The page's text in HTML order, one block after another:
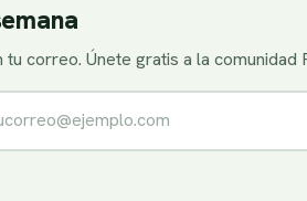
correo. Únete gratis a la comunidad
electrónico